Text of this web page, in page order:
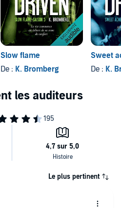
Slow flame
De : K. Bromberg
Sweet
De : K.
Le plus pertinent